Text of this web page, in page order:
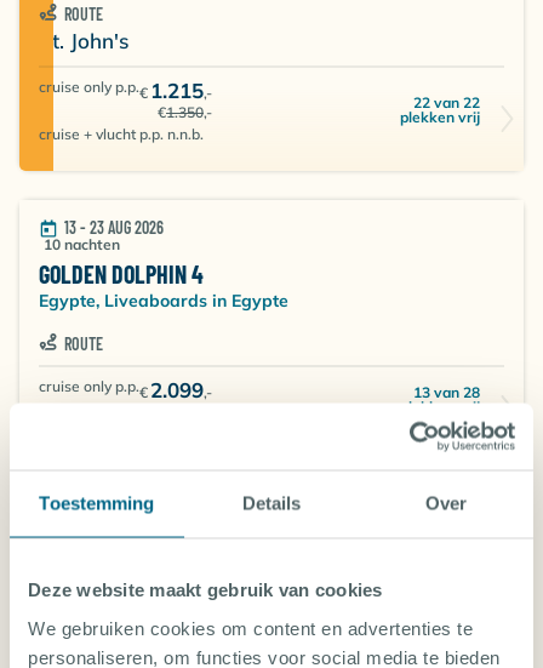
Toestemming Details Over
Deze website maakt gebruik van cookies
We gebruiken cookies om content en advertenties te
personaliseren, om functies voor social media te bieden
ROUTE
St. John's
cruise only p.p.€ 1.215,-
€1.350,-
cruise + vlucht p.p. n.n.b.
22 van 22
plekken vrij
13 - 23 AUG 2026
10 nachten
GOLDEN DOLPHIN 4
Egypte, Liveaboards in Egypte
ROUTE
cruise only p.p.€ 2.099,-
13 van 28
plekken vrij
13 - 20 AUG 2026
Egypte, Liveaboards in Egypte
ROUTE
Daedalus - Rocky Island - Elphinstone